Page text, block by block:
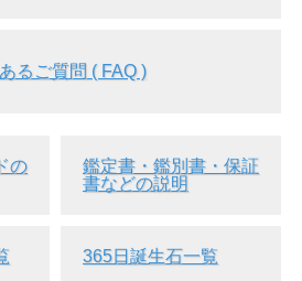
ンジェル・スキン・コーラル。宝
るご質問 ( FAQ )
の
鑑定書・鑑別書・保証
書などの説明
365日誕生石一覧